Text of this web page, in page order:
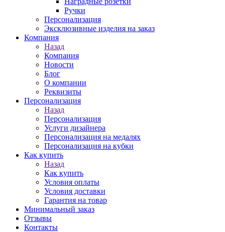
Ручки
Персонализация
Эксклюзивные изделия на заказ
Компания
Назад
Компания
Новости
Блог
О компании
Реквизиты
Персонализация
Назад
Персонализация
Услуги дизайнера
Персонализация на медалях
Персонализация на кубки
Как купить
Назад
Как купить
Условия оплаты
Условия доставки
Гарантия на товар
Минимальный заказ
Отзывы
Контакты